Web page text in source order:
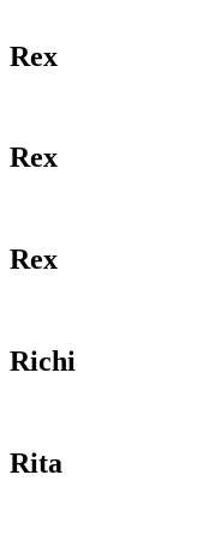
Rex
Rex
Rex
Richi
Rita